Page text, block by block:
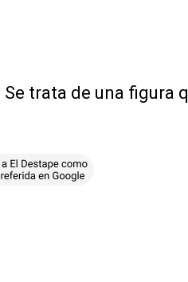
trata de una figura